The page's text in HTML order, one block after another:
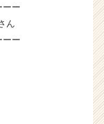
ーー
ん
ーー